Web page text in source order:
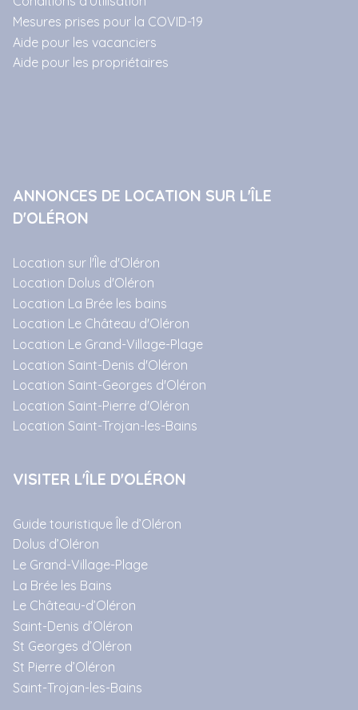
Mesures prises pour la COVID-19
Aide pour les vacanciers
Aide pour les propriétaires
ANNONCES DE LOCATION SUR L'ÎLE
D'OLÉRON
Location sur l'Île d'Oléron
Location Dolus d'Oléron
Location La Brée les bains
Location Le Château d'Oléron
Location Le Grand-Village-Plage
Location Saint-Denis d'Oléron
Location Saint-Georges d'Oléron
Location Saint-Pierre d'Oléron
Location Saint-Trojan-les-Bains
VISITER L'ÎLE D'OLÉRON
Guide touristique Île d’Oléron
Dolus d’Oléron
Le Grand-Village-Plage
La Brée les Bains
Le Château-d’Oléron
Saint-Denis d’Oléron
St Georges d’Oléron
St Pierre d’Oléron
Saint-Trojan-les-Bains